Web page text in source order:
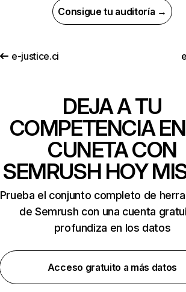
Consigue tu auditoría →
e-justice.ci
DEJA A TU
COMPETENCIA
CUNETA CON
SEMRUSH HOY
Prueba el conjunto completo de
de Semrush con una cuenta
profundiza en los datos
Acceso gratuito a más datos